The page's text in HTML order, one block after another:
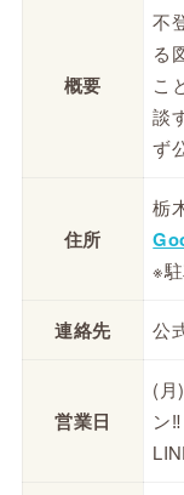
概要
不
る
こ
談
ず
住所
栃
※
連絡先 公
営業日
(月
ン